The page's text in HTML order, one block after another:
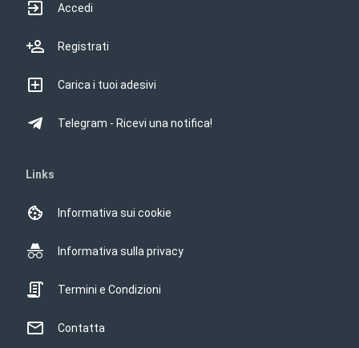
Accedi
Registrati
Carica i tuoi adesivi
Telegram - Ricevi una notifica!
Links
Informativa sui cookie
Informativa sulla privacy
Termini e Condizioni
Contatta